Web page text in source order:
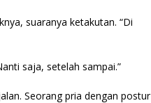
suaranya ketakutan. “Di
saja, setelah sampai.”
Seorang pria dengan postur